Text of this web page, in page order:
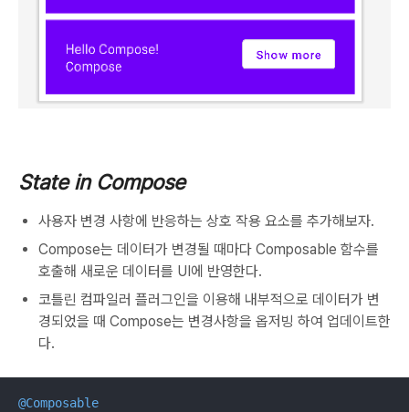
State in Compose
사용자 변경 사항에 반응하는 상호 작용 요소를 추가해보자.
Compose는 데이터가 변경될 때마다 Composable 함수를
호출해 새로운 데이터를 UI에 반영한다.
코틀린 컴파일러 플러그인을 이용해 내부적으로 데이터가 변
경되었을 때 Compose는 변경사항을 옵저빙 하여 업데이트한
다.
@Composable